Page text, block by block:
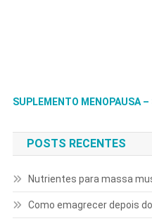
SUPLEMENTO MENOPAUSA –
POSTS RECENTES
Nutrientes para massa
Como emagrecer depois